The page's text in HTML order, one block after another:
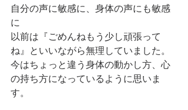
自分の声に敏感に、身体の声にも敏感
に
以前は『ごめんねもう少し頑張って
ね』といいながら無理していました。
今はちょっと違う身体の動かし方、心
の持ち方になっているように思いま
す。